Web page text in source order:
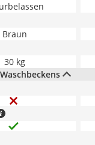
Braun
30 kg